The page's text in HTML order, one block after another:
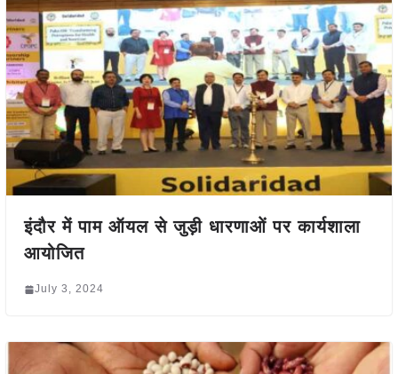
इंदौर में पाम ऑयल से जुड़ी धारणाओं पर कार्यशाला
आयोजित
July 3, 2024